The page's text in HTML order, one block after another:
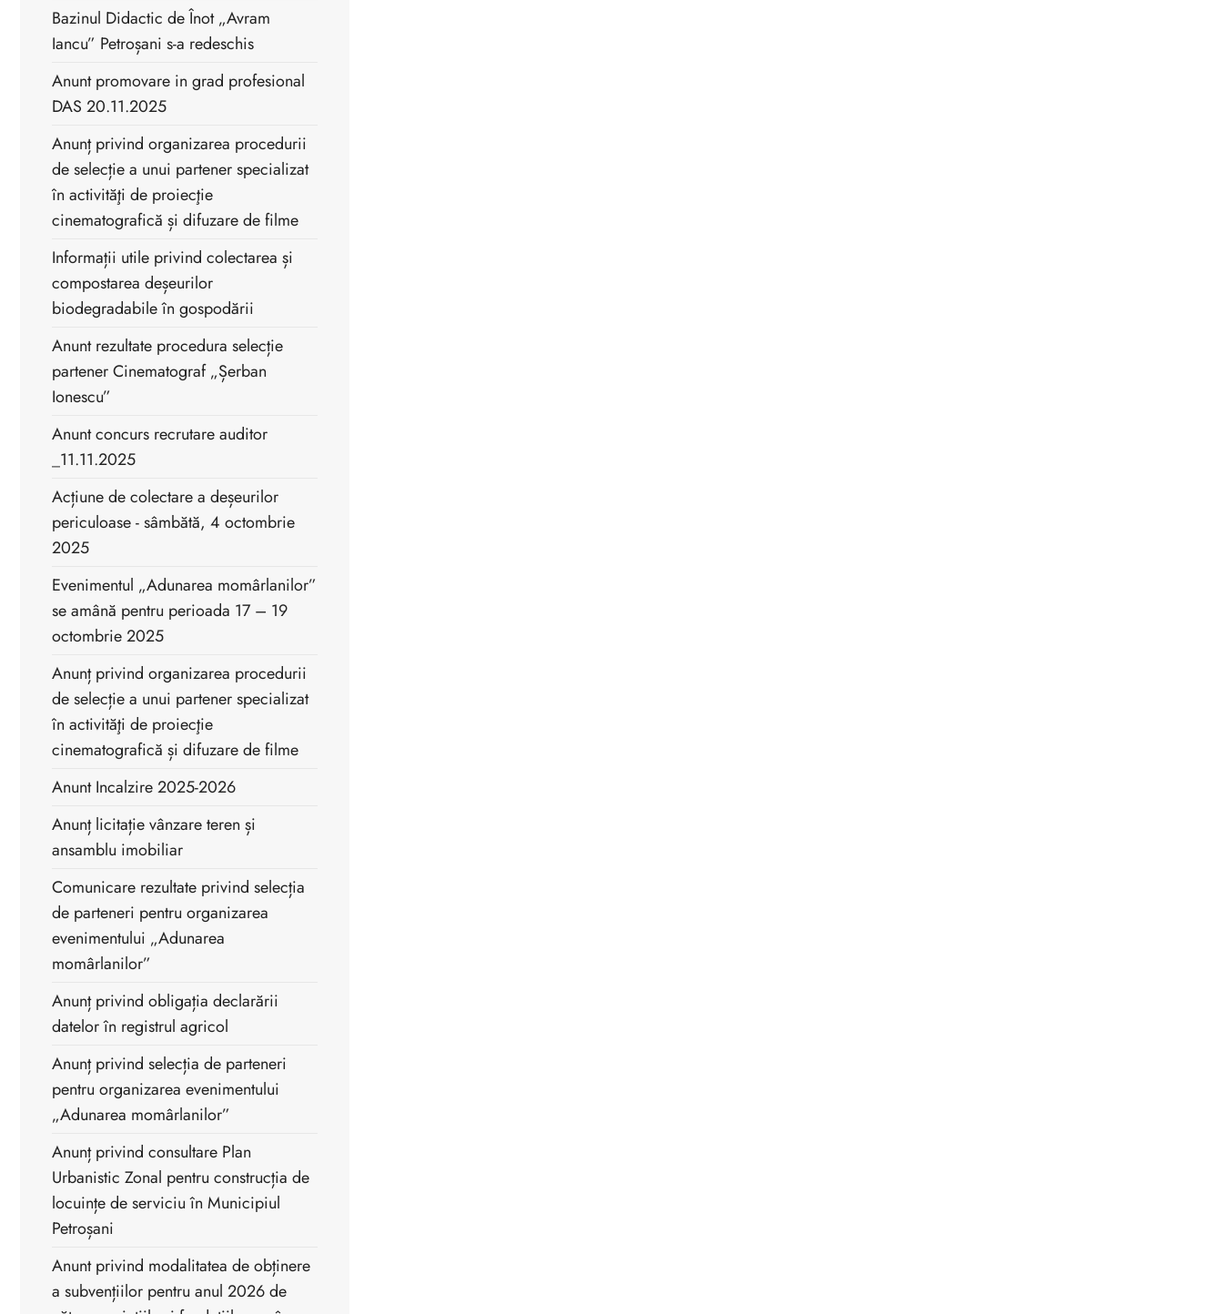
Bazinul Didactic de Înot „Avram
Iancu” Petroșani s-a redeschis
Anunt promovare in grad profesional
DAS 20.11.2025
Anunț privind organizarea procedurii
de selecție a unui partener specializat
în activităţi de proiecţie
cinematografică și difuzare de filme
Informații utile privind colectarea și
compostarea deșeurilor
biodegradabile în gospodării
Anunt rezultate procedura selecție
partener Cinematograf „Șerban
Ionescu”
Anunt concurs recrutare auditor
_11.11.2025
Acțiune de colectare a deșeurilor
periculoase - sâmbătă, 4 octombrie
2025
Evenimentul „Adunarea momârlanilor”
se amână pentru perioada 17 – 19
octombrie 2025
Anunț privind organizarea procedurii
de selecție a unui partener specializat
în activităţi de proiecţie
cinematografică și difuzare de filme
Anunt Incalzire 2025-2026
Anunț licitație vânzare teren și
ansamblu imobiliar
Comunicare rezultate privind selecția
de parteneri pentru organizarea
evenimentului „Adunarea
momârlanilor”
Anunț privind obligația declarării
datelor în registrul agricol
Anunț privind selecția de parteneri
pentru organizarea evenimentului
„Adunarea momârlanilor”
Anunț privind consultare Plan
Urbanistic Zonal pentru construcția de
locuințe de serviciu în Municipiul
Petroșani
Anunt privind modalitatea de obținere
a subvențiilor pentru anul 2026 de